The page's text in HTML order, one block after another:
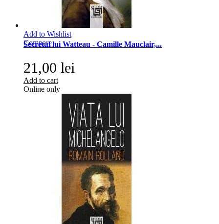
Add to Wishlist
Compare
Secretul lui Watteau - Camille Mauclair,...
21,00 lei
Add to cart
Online only